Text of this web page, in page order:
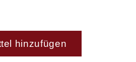
werden
hinzufügen